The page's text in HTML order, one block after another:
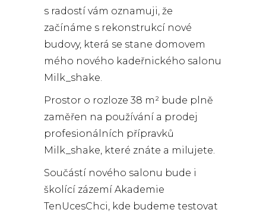
s radostí vám oznamuji, že
začínáme s rekonstrukcí nové
budovy, která se stane domovem
mého nového kadeřnického salonu
Milk_shake.
Prostor o rozloze 38 m² bude plně
zaměřen na používání a prodej
profesionálních přípravků
Milk_shake, které znáte a milujete.
Součástí nového salonu bude i
školící zázemí Akademie
TenUcesChci, kde budeme testovat